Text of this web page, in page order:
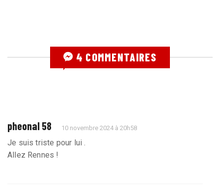
4 COMMENTAIRES
pheonal 58 10 novembre 2024 à 20h58
Je suis triste pour lui .
Allez Rennes !